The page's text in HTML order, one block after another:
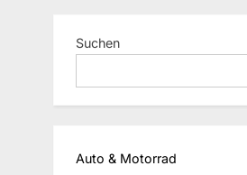
Suchen
Auto & Motorrad